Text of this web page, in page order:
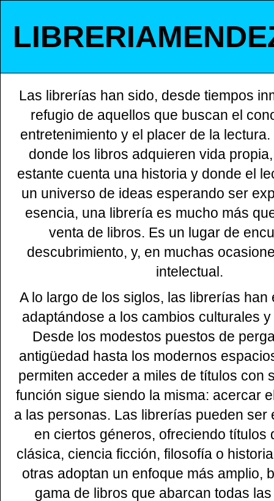
Las librerías han sido, desde tiempos
refugio de aquellos que buscan el
entretenimiento y el placer de la
donde los libros adquieren vida
estante cuenta una historia y donde el
un universo de ideas esperando ser
esencia, una librería es mucho más
venta de libros. Es un lugar de
descubrimiento, y, en muchas
intelectual.
A lo largo de los siglos, las librerías han
adaptándose a los cambios culturales
Desde los modestos puestos de
antigüedad hasta los modernos
permiten acceder a miles de títulos con
función sigue siendo la misma: acercar
a las personas. Las librerías pueden ser
en ciertos géneros, ofreciendo títulos
clásica, ciencia ficción, filosofía o
otras adoptan un enfoque más amplio,
gama de libros que abarcan todas